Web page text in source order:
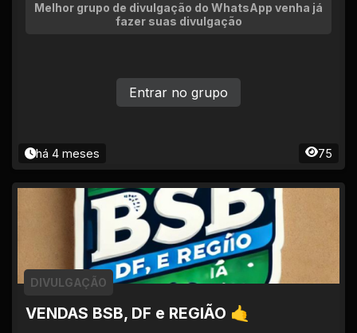
Melhor grupo de divulgação do WhatsApp venha já
fazer suas divulgação
há 4 meses 75
Entrar no grupo
VENDAS BSB, DF e REGIÃO 🤙
DIVULGAÇÃO